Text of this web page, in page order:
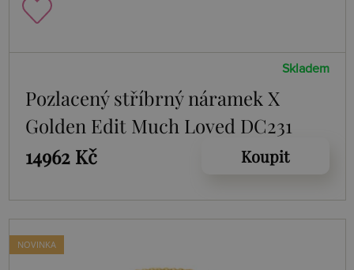
Skladem
Pozlacený stříbrný náramek X
Golden Edit Much Loved DC231
14962 Kč
Koupit
NOVINKA